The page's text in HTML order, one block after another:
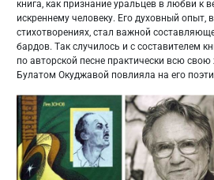
книга, как признание уральцев в любви к
искреннему человеку. Его духовный опыт,
стихотворениях, стал важной
бардов. Так случилось и с составителем
по авторской песне практически всю свою
Булатом Окуджавой повлияла на его